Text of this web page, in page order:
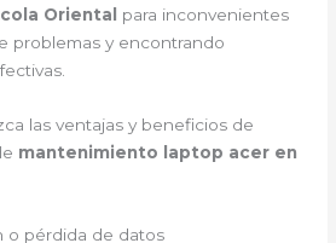
Oriental para inconvenientes
problemas y encontrando
las ventajas y beneficios de
mantenimiento laptop acer en
pérdida de datos